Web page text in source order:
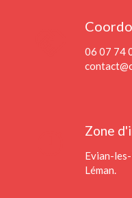
06 07 74
Zone
Evian-
Léman.